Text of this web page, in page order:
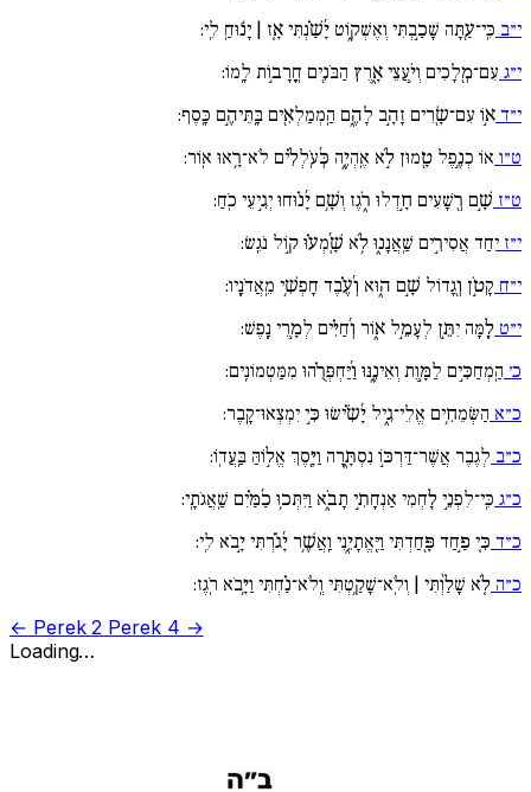
י״ב כִּֽי־עַ֖תָּה שָׁכַ֣בְתִּי וְאֶשְׁק֑וֹט יָ֜שַׁ֗נְתִּי אָ֚ז | יָנ֬וּחַֽ לִֽי:
י״ג עִם־מְ֖לָכִים וְיֹ֣עֲצֵי אָ֑רֶץ הַבֹּנִ֖ים חֳרָב֣וֹת לָֽמוֹ:
י״ד א֣וֹ עִם־שָׂ֖רִים זָהָ֣ב לָהֶ֑ם הַֽמְמַלְאִ֖ים בָּֽתֵּיהֶ֣ם כָּֽסֶף:
ט״ו אוֹ כְנֶ֣פֶל טָ֖מוּן לֹ֣א אֶֽהְיֶ֑ה כְּ֜עֹֽלְלִ֗ים לֹא־רָ֥אוּ אֽוֹר:
ט״ז שָׁ֣ם רְ֖שָׁעִים חָ֣דְלוּ רֹ֑גֶז וְשָׁ֥ם יָ֜נ֗וּחוּ יְגִ֣יעֵי כֹֽחַ:
י״ז יַחַד אֲסִירִ֣ים שַֽׁאֲנָנ֑וּ לֹ֥א שָֽׁ֜מְע֗וּ ק֣וֹל נֹגֵֽשׂ:
י״ח קָטֹ֣ן וְ֖גָדוֹל שָׁ֣ם ה֑וּא וְ֜עֶ֗בֶד חָפְשִׁ֥י מֵֽאֲדֹנָֽיו:
י״ט לָ֚מָּה יִתֵּ֣ן לְעָמֵ֣ל א֑וֹר וְ֜חַיִּ֗ים לְמָ֣רֵי נָֽפֶשׁ:
כ׳ הַֽמְחַכִּ֣ים לַמָּ֣וֶת וְאֵינֶ֑נּוּ וַ֜יַּחְפְּרֻ֗הוּ מִמַּטְמוֹנִֽים:
כ״א הַשְּׂמֵחִ֥ים אֱלֵי־גִ֑יל יָ֜שִׂ֗ישׂוּ כִּ֣י יִמְצְאוּ־קָֽבֶר:
כ״ב לְגֶבֶר אֲשֶׁר־דַּרְכּ֣וֹ נִסְתָּ֑רָה וַיָּ֖סֶךְ אֱל֣וֹהַּ בַּֽעֲדֽוֹ:
כ״ג כִּֽי־לִפְנֵ֣י לַ֖חְמִי אַנְחָתִ֣י תָבֹ֑א וַיִּתְּכ֥וּ כַ֜מַּ֗יִם שַֽׁאֲגֹתָֽי:
כ״ד כִּ֚י פַ֣חַד פָּ֖חַדְתִּי וַיֶּֽאֱתָיֵ֑נִי וַֽאֲשֶׁ֥ר יָ֜גֹ֗רְתִּי יָ֣בֹא לִֽי:
כ״ה לֹ֚א שָׁלַ֨וְתִּי | וְלֹֽא־שָׁקַ֥טְתִּי וְֽלֹא־נַ֗חְתִּי וַיָּ֥בֹא רֹֽגֶז:
← Perek 2 Perek 4 →
Loading…